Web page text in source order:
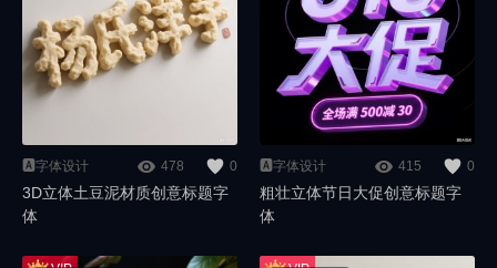
🅰️字体设计 478 0
3D立体土豆泥材质创意标题字
体
🅰️字体设计 415 0
粗壮立体节日大促创意标题字
体